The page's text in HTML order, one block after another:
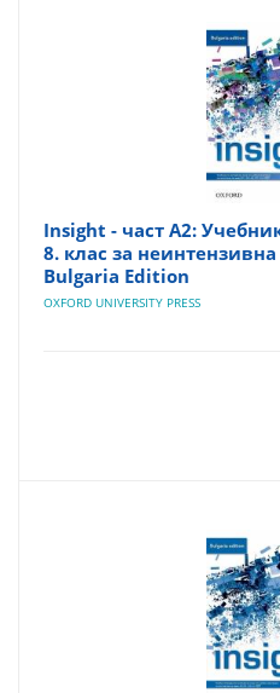
Insight - част A2:
8. клас за
Bulgaria Edition
OXFORD UNIVERSITY PRESS